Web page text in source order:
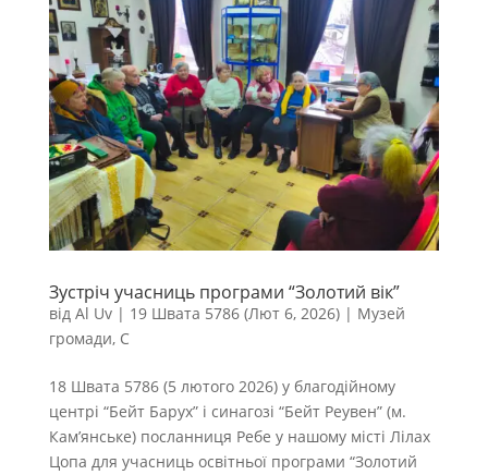
Зустріч учасниць програми “Золотий вік”
від Al Uv| 19 Швата 5786 (Лют 6, 2026)| Музей
громади, С
18 Швата 5786 (5 лютого 2026) у благодійному
центрі “Бейт Барух” і синагозі “Бейт Реувен” (м.
Кам’янське) посланниця Ребе у нашому місті Лілах
Цопа для учасниць освітньої програми “Золотий